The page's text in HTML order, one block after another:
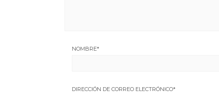
NOMBRE*
DIRECCIÓN DE CORREO ELECTRÓNICO*